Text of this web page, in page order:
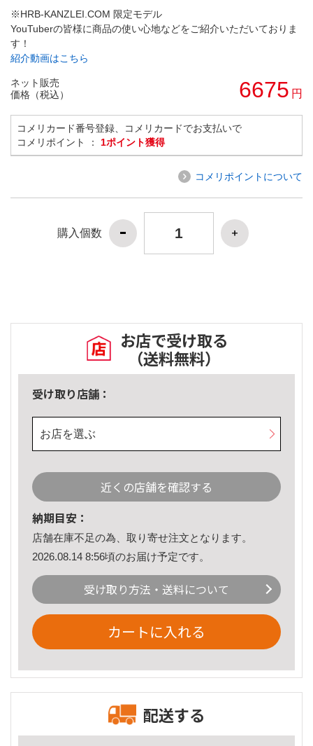
※HRB-KANZLEI.COM 限定モデル
YouTuberの皆様に商品の使い心地などをご紹介いただいておりま
す！
紹介動画はこちら
ネット販売
価格（税込）
6675 円
コメリカード番号登録、コメリカードでお支払いで
コメリポイント ： 1ポイント獲得
コメリポイントについて
購入個数
お店で受け取る
（送料無料）
受け取り店舗：
お店を選ぶ
近くの店舗を確認する
納期目安：
店舗在庫不足の為、取り寄せ注文となります。
2026.08.14 8:56頃のお届け予定です。
受け取り方法・送料について
カートに入れる
配送する